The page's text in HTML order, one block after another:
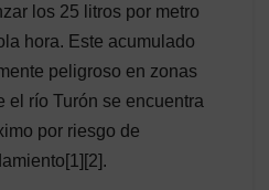
los 25 litros por metro
hora. Este acumulado
peligroso en zonas
el río Turón se encuentra
por riesgo de